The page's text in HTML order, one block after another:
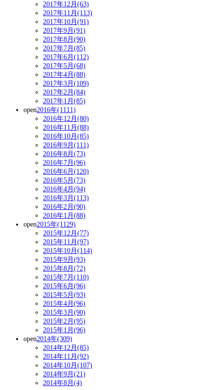
2017年12月(63)
2017年11月(113)
2017年10月(91)
2017年9月(91)
2017年8月(90)
2017年7月(85)
2017年6月(112)
2017年5月(68)
2017年4月(88)
2017年3月(109)
2017年2月(84)
2017年1月(85)
open2016年(1111)
2016年12月(80)
2016年11月(88)
2016年10月(85)
2016年9月(111)
2016年8月(73)
2016年7月(96)
2016年6月(120)
2016年5月(73)
2016年4月(94)
2016年3月(113)
2016年2月(90)
2016年1月(88)
open2015年(1129)
2015年12月(77)
2015年11月(97)
2015年10月(114)
2015年9月(93)
2015年8月(72)
2015年7月(110)
2015年6月(96)
2015年5月(93)
2015年4月(96)
2015年3月(90)
2015年2月(95)
2015年1月(96)
open2014年(309)
2014年12月(85)
2014年11月(92)
2014年10月(107)
2014年9月(21)
2014年8月(4)